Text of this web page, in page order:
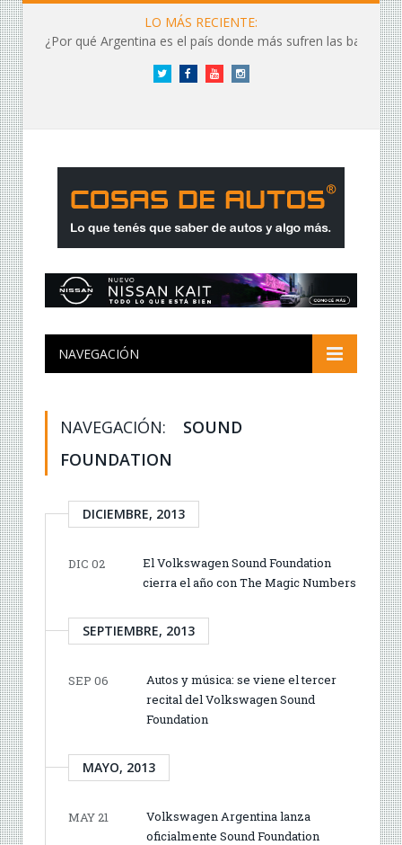
LO MÁS RECIENTE:
¿Por qué Argentina es el país donde más sufren las baterías?
Twitter FacebookYouTubeInstagram
NAVEGACIÓN
NAVEGACIÓN:
SOUND
FOUNDATION
DICIEMBRE, 2013
DIC 02
El Volkswagen Sound Foundation
cierra el año con The Magic Numbers
SEPTIEMBRE, 2013
SEP 06
Autos y música: se viene el tercer
recital del Volkswagen Sound
Foundation
MAYO, 2013
MAY 21
Volkswagen Argentina lanza
oficialmente Sound Foundation